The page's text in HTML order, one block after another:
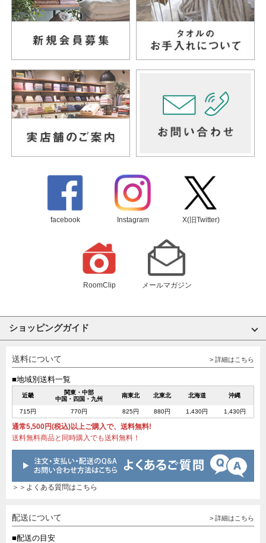
facebook Instagram X(旧Twitter)
RoomClip メールマガジン
ショッピングガイド
送料について > 詳細はこちら
■地域別送料一覧
近畿
関東・中部
中国・四国・九州
南東北 北東北 北海道 沖縄
715円 770円 825円 880円 1,430円 1,430円
通常5,500円(税込)以上ご購入で、送料無料!
送料無料商品と同時購入でも送料無料！
＞＞よくある質問はこちら
配送について > 詳細はこちら
■配送の目安